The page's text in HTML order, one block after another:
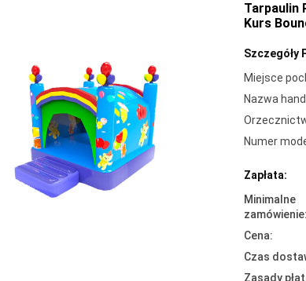
Tarpaulin
Kurs
Szczegóły
Miejsce
Nazwa
Numer
Zapłata:
Minimalne
zamówienie:
Cena:
Czas
Zasady